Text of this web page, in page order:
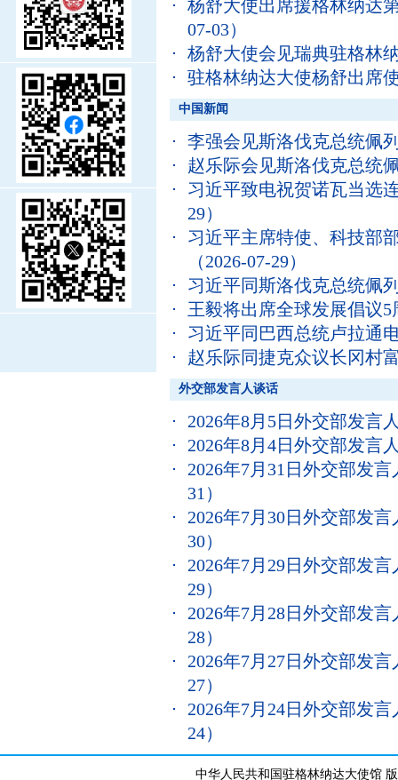
杨舒大使出席援格林纳达
07-03）
杨舒大使会见瑞典驻格林
驻格林纳达大使杨舒出席
中国新闻
李强会见斯洛伐克总统佩
赵乐际会见斯洛伐克总统
习近平致电祝贺诺瓦当选
29）
习近平主席特使、科技部
（2026-07-29）
习近平同斯洛伐克总统佩
王毅将出席全球发展倡议
习近平同巴西总统卢拉通
赵乐际同捷克众议长冈村
外交部发言人谈话
2026年8月5日外交部发言
2026年8月4日外交部发言
2026年7月31日外交部发
31）
2026年7月30日外交部发
30）
2026年7月29日外交部发
29）
2026年7月28日外交部发
28）
2026年7月27日外交部发
27）
2026年7月24日外交部发
24）
中华人民共和国驻格林纳达大使馆